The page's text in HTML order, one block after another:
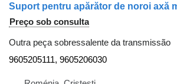
Preço sob consulta
Outra peça sobressalente da transmissão
9605205111, 9605206030